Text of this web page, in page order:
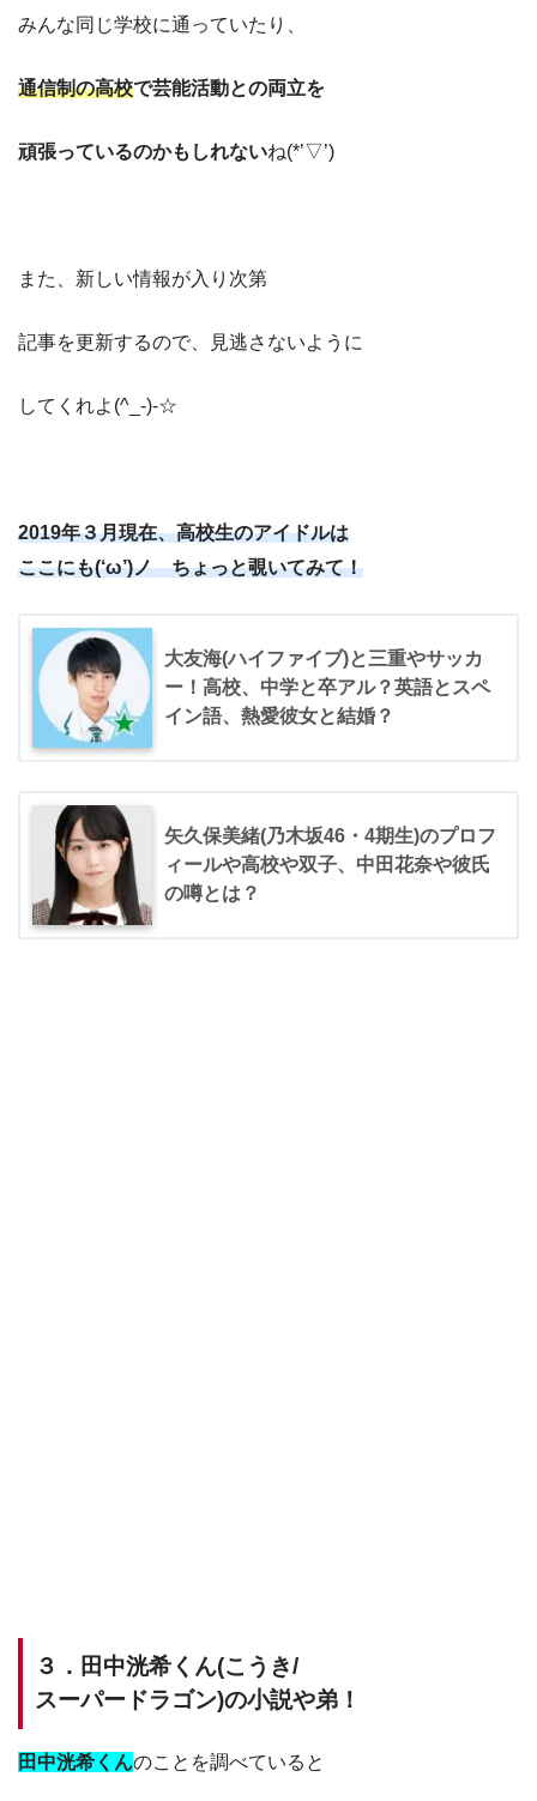
みんな同じ学校に通っていたり、
通信制の高校で芸能活動との両立を
頑張っているのかもしれないね(*’▽’)
また、新しい情報が入り次第
記事を更新するので、見逃さないように
してくれよ(^_-)-☆
2019年３月現在、高校生のアイドルは
ここにも(‘ω’)ノちょっと覗いてみて！
大友海(ハイファイブ)と三重やサッカ
ー！高校、中学と卒アル？英語とスペ
イン語、熱愛彼女と結婚？
矢久保美緒(乃木坂46・4期生)のプロフ
ィールや高校や双子、中田花奈や彼氏
の噂とは？
３．田中洸希くん(こうき/
スーパードラゴン)の小説や弟！
田中洸希くんのことを調べていると